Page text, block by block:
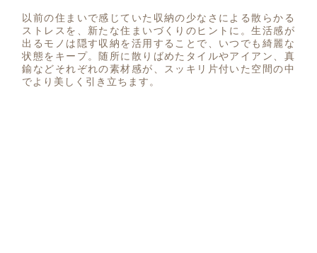
以前の住まいで感じていた収納の少なさによる散らかる
ストレスを、新たな住まいづくりのヒントに。生活感が
出るモノは隠す収納を活用することで、いつでも綺麗な
状態をキープ。随所に散りばめたタイルやアイアン、真
鍮などそれぞれの素材感が、スッキリ片付いた空間の中
でより美しく引き立ちます。